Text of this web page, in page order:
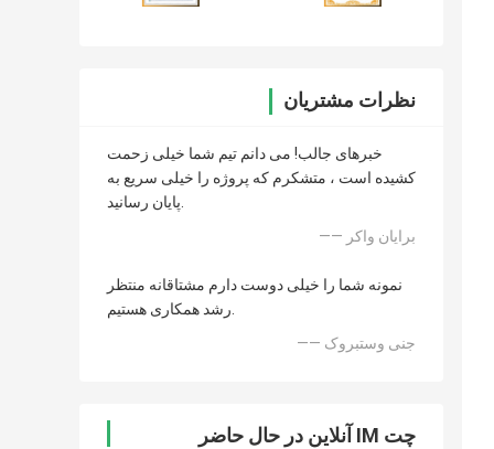
نظرات مشتریان
خبرهای جالب! می دانم تیم شما خیلی زحمت
کشیده است ، متشکرم که پروژه را خیلی سریع به
پایان رسانید.
—— برایان واکر
نمونه شما را خیلی دوست دارم مشتاقانه منتظر
رشد همکاری هستیم.
—— جنی وستبروک
چت IM آنلاین در حال حاضر